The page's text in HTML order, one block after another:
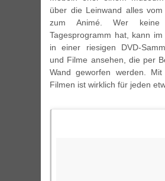
über die Leinwand alles
zum Animé. Wer keine
Tagesprogramm hat, kann im
in einer riesigen DVD-
und Filme ansehen, die per
Wand geworfen werden.
Filmen ist wirklich für jeden